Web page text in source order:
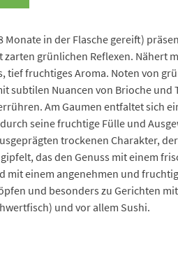
Monate in der Flasche gereift)
grünlichen Reflexen. Nähert
tief fruchtiges Aroma. Noten von
subtilen Nuancen von Brioche
Am Gaumen entfaltet sich
seine fruchtige Fülle und
trockenen Charakter,
das den Genuss mit einem
mit einem angenehmen und
und besonders zu Gerichten
und vor allem Sushi.